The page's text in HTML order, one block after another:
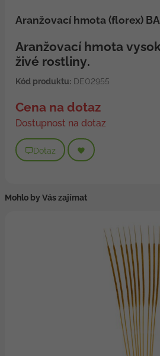
Aranžovací hmota (florex)
Aranžovací hmota
živé rostliny.
Kód produktu:DE02955
Cena na dotaz
Dostupnost na dotaz
Dotaz
Mohlo by Vás zajímat